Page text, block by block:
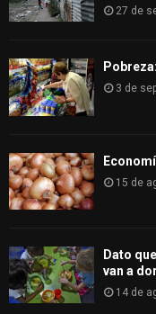
27 de
3 de
15 de
Dato
van a
14 de